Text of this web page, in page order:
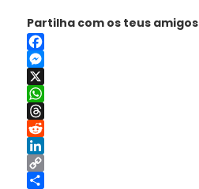
Partilha com os teus amigos
Facebook
Messenger
X
WhatsApp
Threads
Reddit
LinkedIn
Copy